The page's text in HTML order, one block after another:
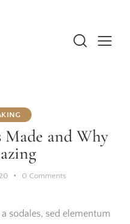
and Why
0 Comments